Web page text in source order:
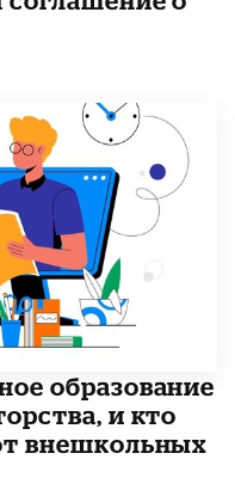
образование
и кто
внешкольных